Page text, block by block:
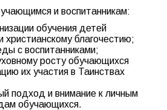
и воспитанникам:
обучения детей
христианскому благочестию;
с воспитанниками;
росту обучающихся
их участия в Таинствах
подход и внимание к личным
обучающихся.